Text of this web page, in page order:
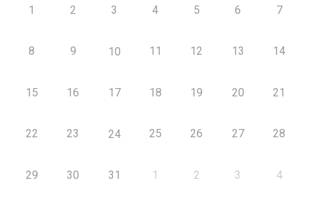
1 2 3 4 5 6 7
8 9 10 11 12 13 14
15 16 17 18 19 20 21
22 23 24 25 26 27 28
29 30 31 1 2 3 4